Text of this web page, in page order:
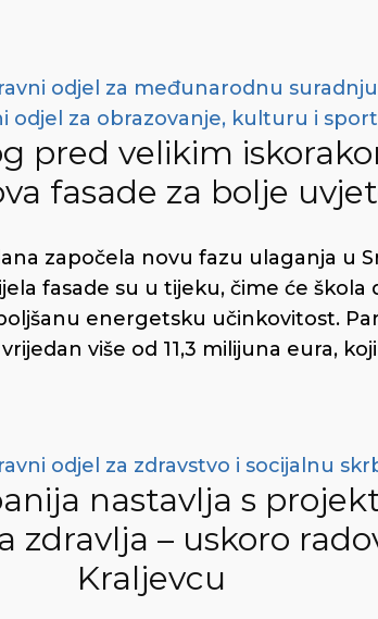
odjel za međunarodnu
odjel za obrazovanje, kulturu i sport
pred velikim
fasade za bolje
započela novu fazu ulaganja u
fasade su u tijeku, čime će škola
energetsku učinkovitost.
više od 11,3 milijuna eura,
odjel za zdravstvo i socijalnu
nastavlja s
zdravlja – uskoro
Kraljevcu